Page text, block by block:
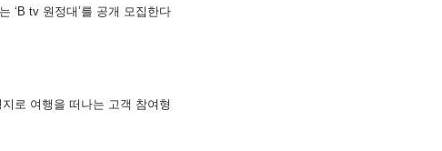
‘B tv 원정대’를 공개 모집한다
로 여행을 떠나는 고객 참여형